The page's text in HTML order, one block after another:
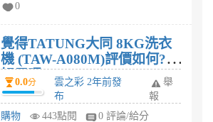
0
覺得TATUNG大同 8KG洗衣
機 (TAW-A080M)評價如何?
好用嗎?
0.0分
雲之彩 2年前發
布
舉
報
購物
443點閱
0 評論/給分